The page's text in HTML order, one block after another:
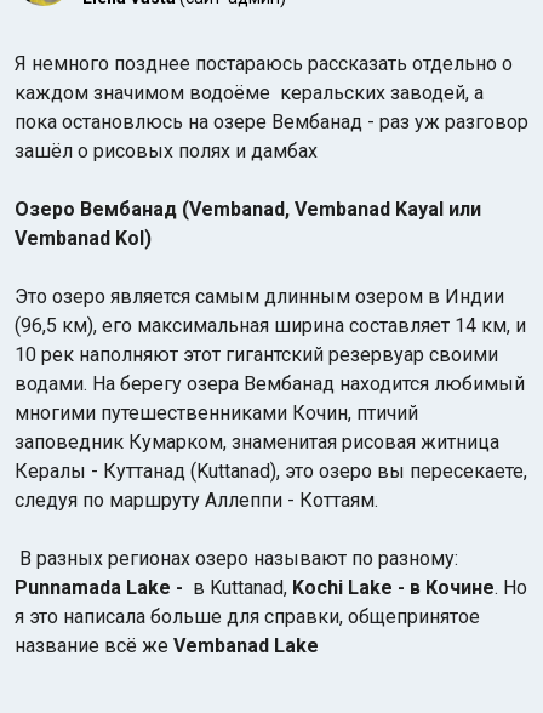
Я немного позднее постараюсь рассказать отдельно о
каждом значимом водоёме керальских заводей, а
пока остановлюсь на озере Вембанад - раз уж разговор
зашёл о рисовых полях и дамбах
Озеро Вембанад (Vembanad, Vembanad Kayal или
Vembanad Kol)
Это озеро является самым длинным озером в Индии
(96,5 км), его максимальная ширина составляет 14 км, и
10 рек наполняют этот гигантский резервуар своими
водами. На берегу озера Вембанад находится любимый
многими путешественниками Кочин, птичий
заповедник Кумарком, знаменитая рисовая житница
Кералы - Куттанад (Kuttanad), это озеро вы пересекаете,
следуя по маршруту Аллеппи - Коттаям.
В разных регионах озеро называют по разному:
Punnamada Lake - в Kuttanad, Kochi Lake - в Кочине. Но
я это написала больше для справки, общепринятое
название всё же Vembanad Lake